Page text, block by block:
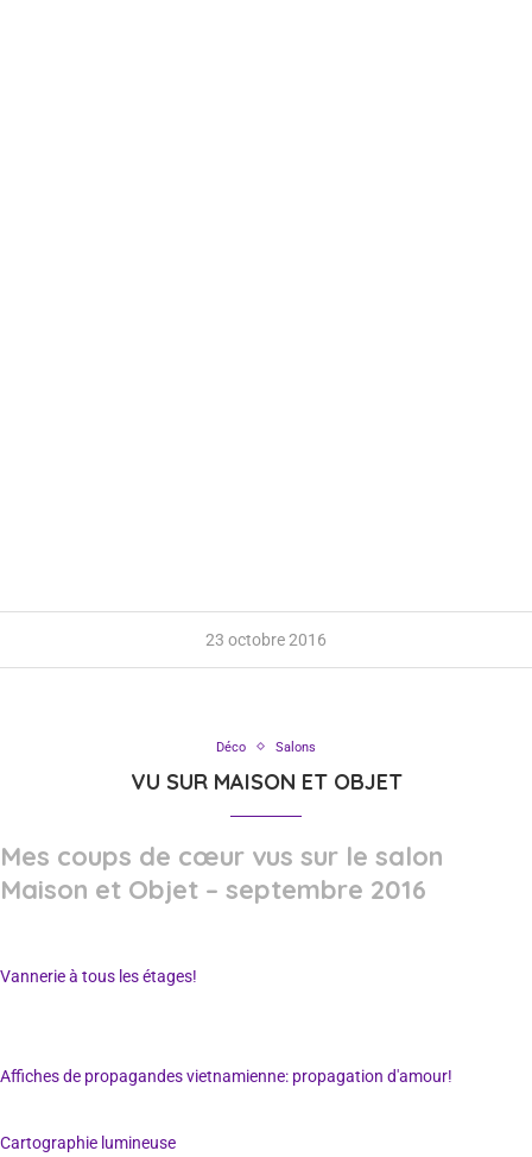
23 octobre 2016
Déco Salons
VU SUR MAISON ET OBJET
Mes coups de cœur vus sur le salon
Maison et Objet – septembre 2016